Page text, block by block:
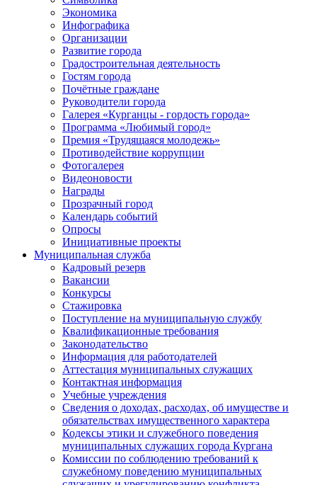
Экономика
Инфографика
Организации
Развитие города
Градостроительная деятельность
Гостям города
Почётные граждане
Руководители города
Галерея «Курганцы - гордость города»
Программа «Любимый город»
Премия «Трудящаяся молодежь»
Противодействие коррупции
Фотогалерея
Видеоновости
Награды
Прозрачный город
Календарь событий
Опросы
Инициативные проекты
Муниципальная служба
Кадровый резерв
Вакансии
Конкурсы
Стажировка
Поступление на муниципальную службу
Квалификационные требования
Законодательство
Информация для работодателей
Аттестация муниципальных служащих
Контактная информация
Учебные учреждения
Сведения о доходах, расходах, об имуществе и
обязательствах имущественного характера
Кодексы этики и служебного поведения
муниципальных служащих города Кургана
Комиссии по соблюдению требований к
служебному поведению муниципальных